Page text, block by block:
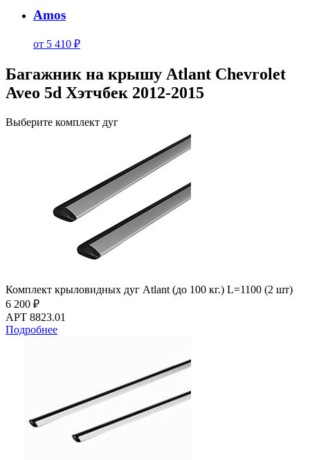
Amos
от 5 410 ₽
Багажник на крышу Atlant Chevrolet
Aveo 5d Хэтчбек 2012-2015
Выберите комплект дуг
Комплект крыловидных дуг Atlant (до 100 кг.) L=1100 (2 шт)
6 200 ₽
АРТ 8823.01
Подробнее